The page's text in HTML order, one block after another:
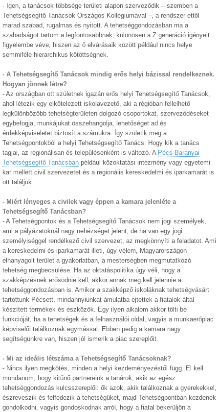
- Igen, a tanácsok többsége területi alapon szerveződik – szemben a
Tehetségsegítő Tanácsok Országos Kollégiumával –, a rendszer ettől
marad szabad, rugalmas és nyitott. A tehetséggondozásban ma a
szabadságot tartom a legfontosabbnak, különösen a Z generáció igényeit
figyelembe véve, hiszen az ő elvárásaik között például nincs helye
semmiféle hierarchikus kötöttségnek.
- A Tehetségsegítő Tanácsok mindig erős helyi bázissal rendelkeznek.
Hogyan jönnek létre?
- Az országban ott születnek igazán erős helyi Tehetségsegítő Tanácsok,
ahol létezik egy elkötelezett iskolavezető, aki a régióban fellelhető
legkülönbözőbb tehetségterületen dolgozó csoportokat, szerveződéseket
egybefogja, munkájukat összehangolja, lehetőséget ad és
érdekképviseletet biztosít a számukra. Így születik meg a
Tehetségpontokból a helyi Tehetségsegítő Tanács. Hogy kik a tanács
tagjai, az regionálisan és településenként is változó. A Pécs-Baranyai
Tehetségsegítő Tanácsban például közoktatási intézmény vagy egyetemi
kar mellett civil szervezetet és a regionális kereskedelmi és iparkamarát is
ott találjuk.
- Miért lényeges a civilek vagy éppen a kamara jelenléte a
Tehetségsegítő Tanácsban?
- A Tehetségpontok és a Tehetségsegítő Tanácsok nem jogi személyek,
ami a pályázatoknál nagy nehézséget jelent, de ha van egy jogi
személyiséggel rendelkező civil szervezet, az megkönnyíti a feladatot. Ami
a kereskedelmi és iparkamarát illeti, úgy vélem, Magyarországon
elhanyagolt terület a gyakorlatban, a mesterségben megmutatkozó
tehetség megbecsülése. Ha az oktatáspolitika úgy véli, hogy a
szakképzésnek erősödnie kell, akkor annak meg kell jelennie a
tehetséggondozásban is. Amikor a szakképző iskoláknak tehetségvásárt
tartottunk Pécsett, mindannyiunkat ámulatba ejtettek a fiatalok által
készített termékek és eszközök. Egy ilyen alkalom akkor tölti be
funkcióját, ha a tehetségek és a felhasználói oldal, vagyis a munkaerőpiac
képviselői találkoznak egymással. Ebben pedig a kamara nagy
segítségünkre van, hiszen jól ismerik a piac szereplőit.
- Mi az ideális létszáma a Tehetségsegítő Tanácsoknak?
- Nincs ilyen megkötés, minden a helyi kezdeményezéstől függ. El kell
mondanom, hogy kitűnő partnereink a tanárok, akik az egész
tehetséggondozás kulcsszereplői: ők azok, akik találkoznak a gyerekekkel,
észreveszik és felfedezik a tehetségüket, majd Tehetségpontban kezdenek
gondolkodni, vagyis gondoskodnak arról, hogy a fiatal bekerüljön a